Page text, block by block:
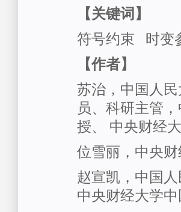
【关键词】
符号约束 时变
【作者】
苏治，中国人
员、科研主管
授、 中央财经
位雪丽，中央
赵宣凯，中国
中央财经大学